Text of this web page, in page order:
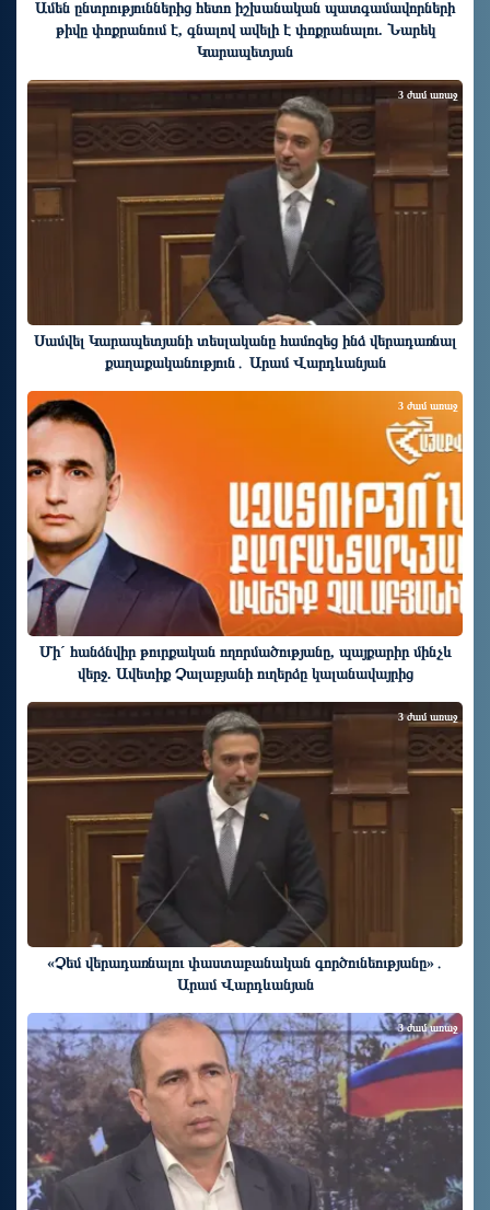
Ամեն ընտրություններից հետո իշխանական պատգամավորների
թիվը փոքրանում է, գնալով ավելի է փոքրանալու. Նարեկ
Կարապետյան
Սամվել Կարապետյանի տեսլականը համոզեց ինձ վերադառնալ
քաղաքականություն․ Արամ Վարդևանյան
3 ժամ առաջ
Մի´ հանձնվիր թուրքական ողորմածությանը, պայքարիր մինչև
վերջ. Ավետիք Չալաբյանի ուղերձը կալանավայրից
3 ժամ առաջ
«Չեմ վերադառնալու փաստաբանական գործունեությանը»․
Արամ Վարդևանյան
3 ժամ առաջ
3 ժամ առաջ